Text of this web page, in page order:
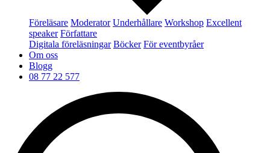
Föreläsare Moderator Underhållare Workshop Excellent
speaker Författare
Digitala föreläsningar Böcker För eventbyråer
Om oss
Blogg
08 77 22 577